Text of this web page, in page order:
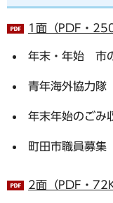
1面（PDF・
年末・年始 市
青年海外協力隊
年末年始のごみ
町田市職員募集
2面（PDF・